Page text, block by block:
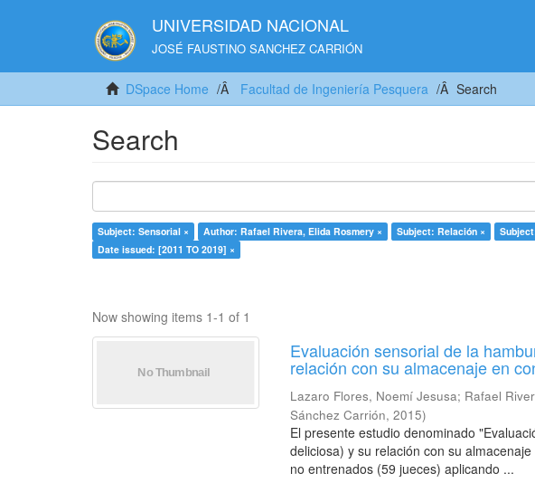
UNIVERSIDAD NACIONAL
JOSÉ FAUSTINO SANCHEZ CARRIÓN
DSpace Home Facultad de Ingeniería Pesquera Search
Search
Subject: Sensorial × Author: Rafael Rivera, Elida Rosmery × Subject: Relación ×
Date issued: [2011 TO 2019] ×
Now showing items 1-1 of 1
Evaluación sensorial de la
relación con su almacenaje en
Lazaro Flores, Noemí Jesusa; Rafael
Sánchez Carrión,2015)
El presente estudio denominado
deliciosa) y su relación con su
no entrenados (59 jueces) aplicando ...